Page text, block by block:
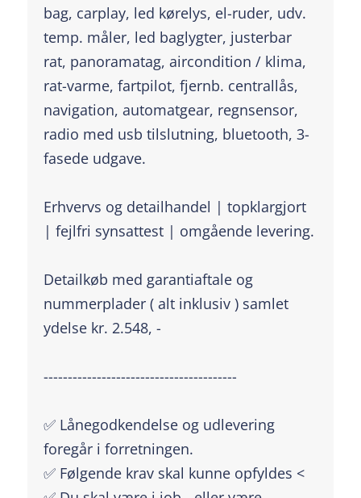
bag, carplay, led kørelys, el-ruder, udv.
temp. måler, led baglygter, justerbar
rat, panoramatag, aircondition / klima,
rat-varme, fartpilot, fjernb. centrallås,
navigation, automatgear, regnsensor,
radio med usb tilslutning, bluetooth, 3-
fasede udgave.
Erhvervs og detailhandel | topklargjort
| fejlfri synsattest | omgående levering.
Detailkøb med garantiaftale og
nummerplader ( alt inklusiv ) samlet
ydelse kr. 2.548, -
----------------------------------------
✅ Lånegodkendelse og udlevering
foregår i forretningen.
✅ Følgende krav skal kunne opfyldes <